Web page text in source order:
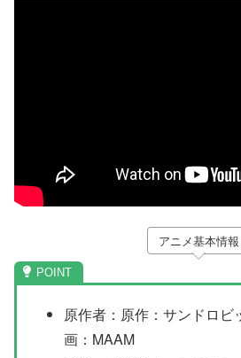
アニメ基本情報
原作者：原作：サンドロビ
画：MAAM